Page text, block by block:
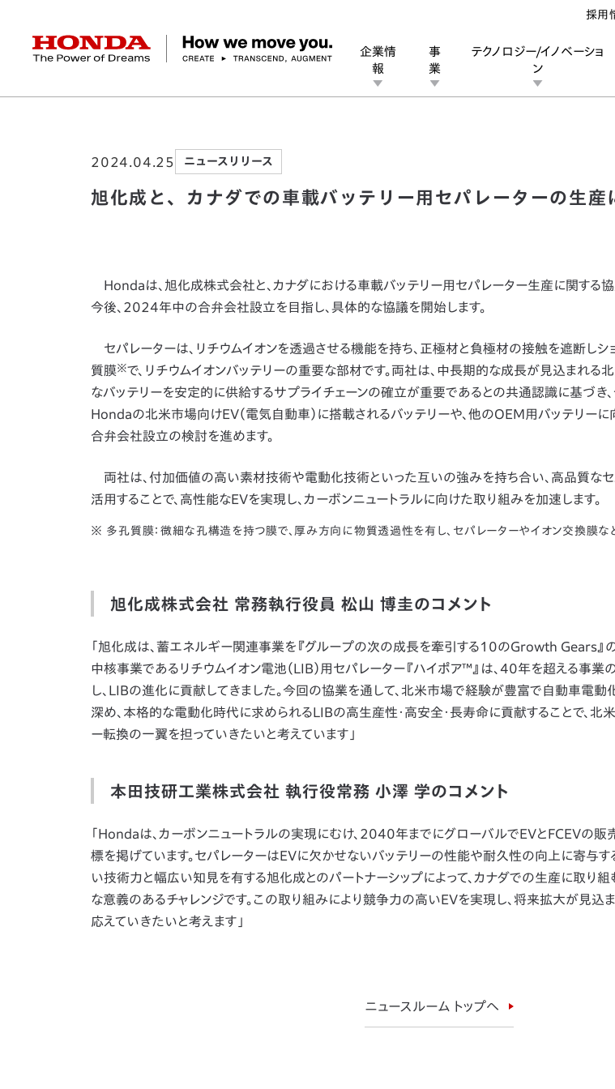
HONDA The Power of Dreams
企業情
報
経営方針 会社概要 ヒストリー
事
業
パワープロダクツ マリン
テクノロジー/イノベーショ
ン
デザイン オープンイノベーション
Honda Report 環境 社会
財務・業績情報 株式・債券情報
採用
旭化成と、カナダでの車載バッテリー用セパレーターの生産に関する
2024.04.25 ニュースリリース
旭化成と、カナダでの車載バッテリー用セパレーターの生産
Hondaは、旭化成株式会社と、カナダにおける車載バッテリー用セパレーター生産に関する協
今後、2024年中の合弁会社設立を目指し、具体的な協議を開始します。
セパレーターは、リチウムイオンを透過させる機能を持ち、正極材と負極材の接触を遮断しシ
質膜※で、リチウムイオンバッテリーの重要な部材です。両社は、中長期的な成長が見込まれる
なバッテリーを安定的に供給するサプライチェーンの確立が重要であるとの共通認識に基づき
Hondaの北米市場向けEV（電気自動車）に搭載されるバッテリーや、他のOEM用バッテリーに
合弁会社設立の検討を進めます。
両社は、付加価値の高い素材技術や電動化技術といった互いの強みを持ち合い、高品質なセ
活用することで、高性能なEVを実現し、カーボンニュートラルに向けた取り組みを加速します。
※ 多孔質膜：微細な孔構造を持つ膜で、厚み方向に物質透過性を有し、セパレーターやイオン交換膜な
旭化成株式会社 常務執行役員 松山 博圭のコメント
「旭化成は、蓄エネルギー関連事業を『グループの次の成長を牽引する10のGrowth Gears』
中核事業であるリチウムイオン電池（LIB）用セパレーター『ハイポア™』は、40年を超える事
し、LIBの進化に貢献してきました。今回の協業を通して、北米市場で経験が豊富で自動車電
深め、本格的な電動化時代に求められるLIBの高生産性・高安全・長寿命に貢献することで、
ー転換の一翼を担っていきたいと考えています」
本田技研工業株式会社 執行役常務 小澤 学のコメント
「Hondaは、カーボンニュートラルの実現にむけ、2040年までにグローバルでEVとFCEVの
標を掲げています。セパレーターはEVに欠かせないバッテリーの性能や耐久性の向上に寄与す
い技術力と幅広い知見を有する旭化成とのパートナーシップによって、カナダでの生産に取り
な意義のあるチャレンジです。この取り組みにより競争力の高いEVを実現し、将来拡大が見
応えていきたいと考えます」
ニュースルーム トップへ